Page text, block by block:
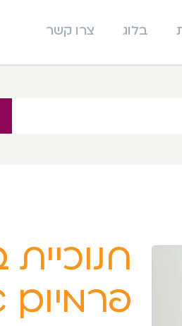
בלוג צרו קשר
חנוכיית
פרמיום